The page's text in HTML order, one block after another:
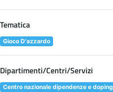
Tematica
Gioco D'azzardo
Dipartimenti/Centri/Servizi
Centro nazionale dipendenze e doping